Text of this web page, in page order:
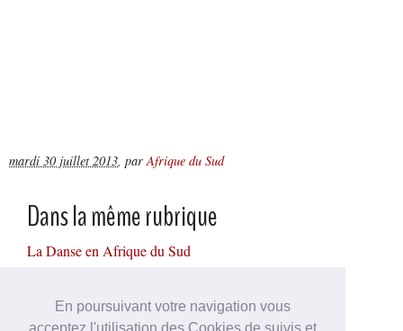
En poursuivant votre navigation vous
mardi 30 juillet 2013, parAfrique du Sud
Dans la même rubrique
La Danse en Afrique du Sud
La Littérature sud-africaine